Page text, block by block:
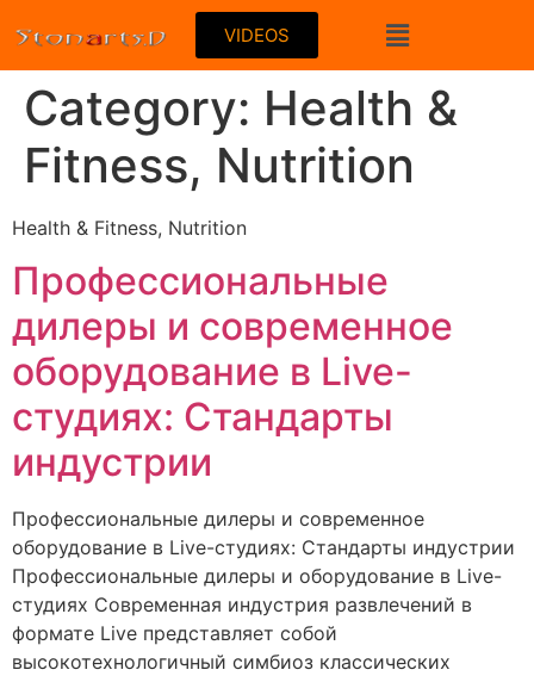
VIDEOS
Category: Health &
Fitness, Nutrition
Health & Fitness, Nutrition
Профессиональные
дилеры и современное
оборудование в Live-
студиях: Стандарты
индустрии
Профессиональные дилеры и современное
оборудование в Live-студиях: Стандарты индустрии
Профессиональные дилеры и оборудование в Live-
студиях Современная индустрия развлечений в
формате Live представляет собой
высокотехнологичный симбиоз классических